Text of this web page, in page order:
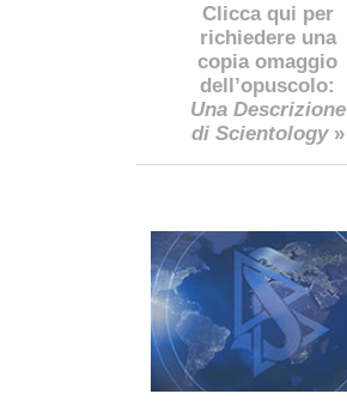
Clicca qui per
richiedere una
copia omaggio
dell’opuscolo:
Una Descrizione
di Scientology»